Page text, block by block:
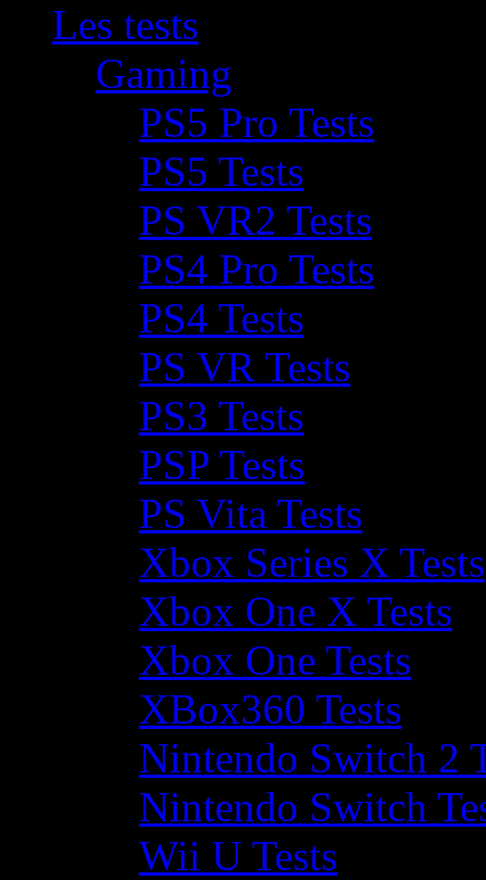
Les tests
Gaming
PS5 Pro Tests
PS5 Tests
PS VR2 Tests
PS4 Pro Tests
PS4 Tests
PS VR Tests
PS3 Tests
PSP Tests
PS Vita Tests
Xbox Series X Tests
Xbox One X Tests
Xbox One Tests
XBox360 Tests
Nintendo Switch 2
Nintendo Switch
Wii U Tests